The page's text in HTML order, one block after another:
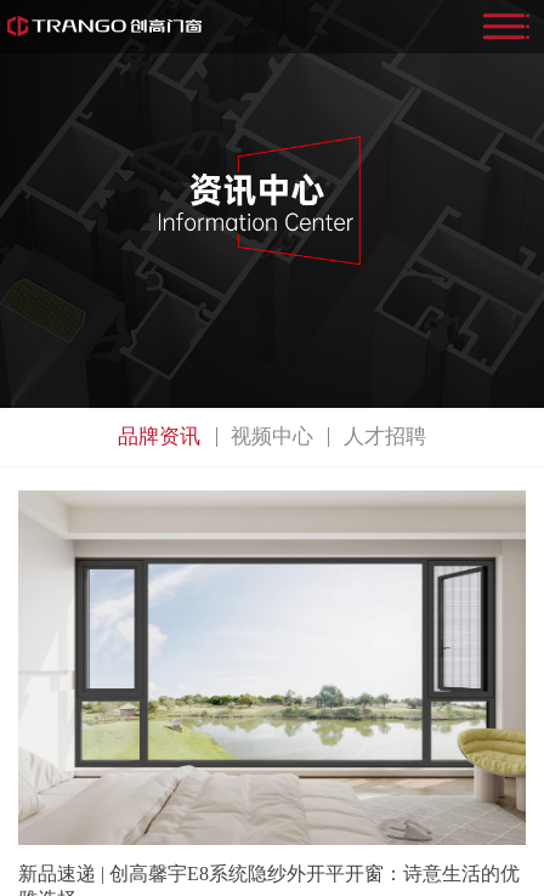
品牌资讯 视频中心 人才招聘
新品速递 | 创高馨宇E8系统隐纱外开平开窗：诗意生活的优